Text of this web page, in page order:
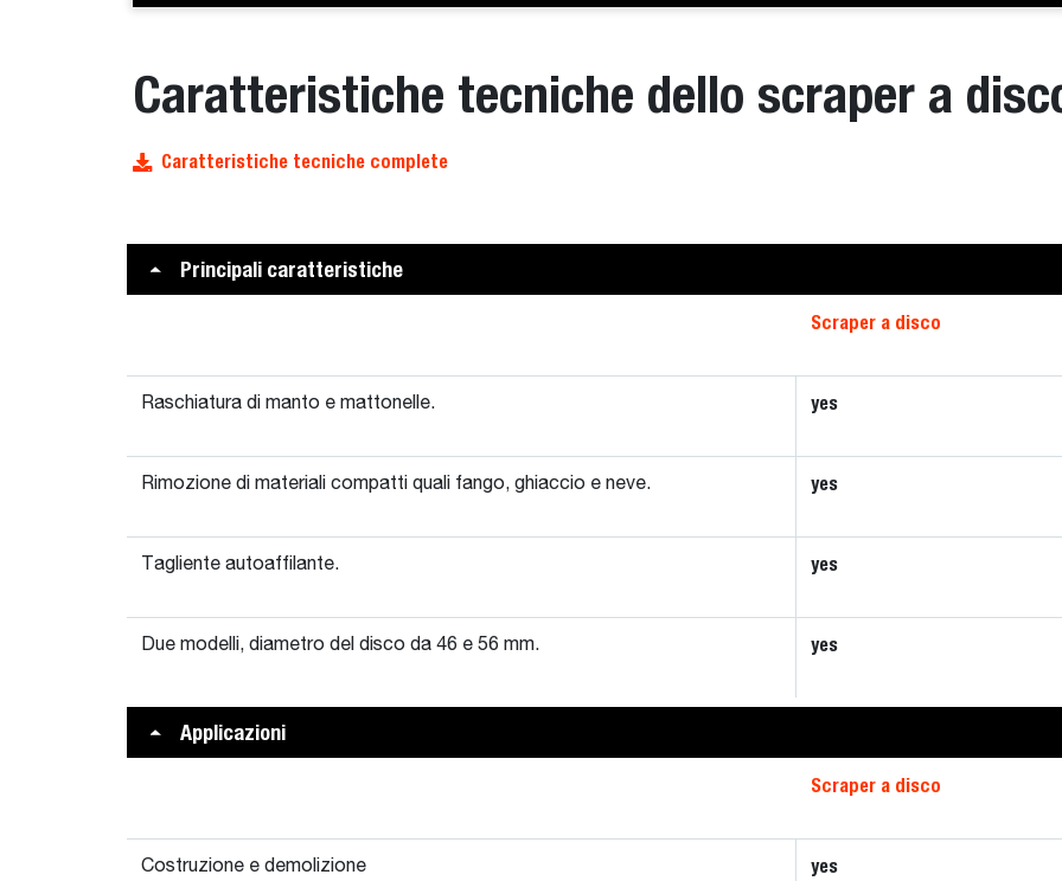
Caratteristiche tecniche dello scraper a
Caratteristiche tecniche complete
Principali caratteristiche
Scraper a disco
Raschiatura di manto e mattonelle. yes
Rimozione di materiali compatti quali fango, ghiaccio e neve. yes
Tagliente autoaffilante. yes
Due modelli, diametro del disco da 46 e 56 mm. yes
Applicazioni
Scraper a disco
Costruzione e demolizione yes